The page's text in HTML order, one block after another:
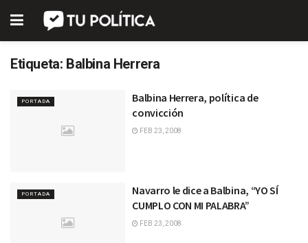
Etiqueta: Balbina Herrera
PORTADA
Balbina Herrera, política de
convicción
FEB 23, 2008
PORTADA
Navarro le dice a Balbina, “YO SÍ
CUMPLO CON MI PALABRA”
FEB 23, 2008